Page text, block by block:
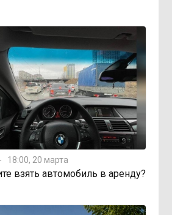
18:00, 20 марта
взять автомобиль в аренду?